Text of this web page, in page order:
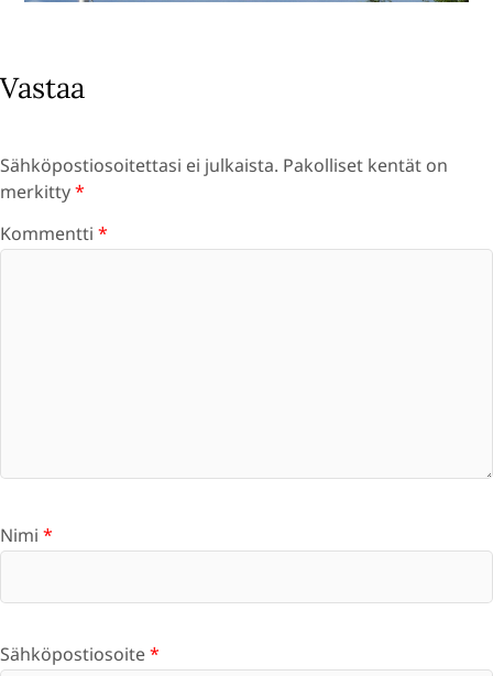
Vastaa
Sähköpostiosoitettasi ei julkaista. Pakolliset kentät on
merkitty*
Kommentti *
Nimi *
Sähköpostiosoite*